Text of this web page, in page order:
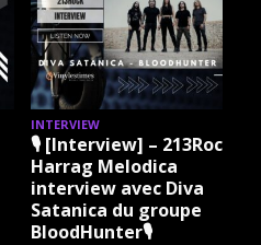
INTERVIEW
🎙 [Interview] – 213Rock
Harrag Melodica
interview avec Diva
Satanica du groupe
BloodHunter🎙